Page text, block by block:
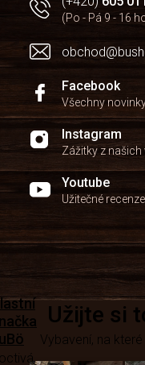
(Po - Pá 9 - 16
Facebook
Všechny
Instagram
Zážitky z našich
Youtube
Užitečné
Užijte si
Vybavení, na